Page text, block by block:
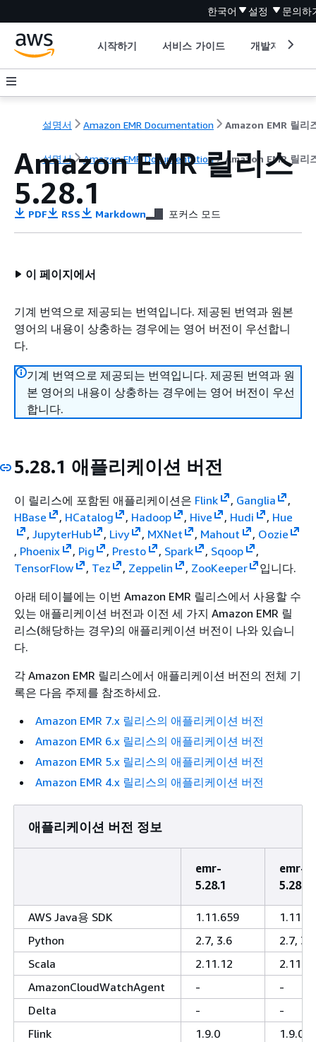
한국어 설정 문의하
시작하기 서비스 가이드 개발자 도구
설명서 Amazon EMR Documentation
설명서 Amazon EMR Documentation Amazon EMR 릴리
Amazon EMR 릴리스
5.28.1
PDF RSS Markdown 포커스 모드
이 페이지에서
기계 번역으로 제공되는 번역입니다. 제공된 번역과 원본
영어의 내용이 상충하는 경우에는 영어 버전이 우선합니
다.
기계 번역으로 제공되는 번역입니다. 제공된 번역과 원
본 영어의 내용이 상충하는 경우에는 영어 버전이 우선
합니다.
5.28.1 애플리케이션 버전
이 릴리스에 포함된 애플리케이션은 Flink , Ganglia
,
HBase
, HCatalog , Hadoop , Hive , Hudi , Hue
, JupyterHub , Livy , MXNet , Mahout , Oozie
, Phoenix , Pig , Presto , Spark , Sqoop
,
TensorFlow
, Tez , Zeppelin , ZooKeeper
입니다.
아래 테이블에는 이번 Amazon EMR 릴리스에서 사용할 수
있는 애플리케이션 버전과 이전 세 가지 Amazon EMR 릴
리스(해당하는 경우)의 애플리케이션 버전이 나와 있습니
다.
각 Amazon EMR 릴리스에서 애플리케이션 버전의 전체 기
록은 다음 주제를 참조하세요.
Amazon EMR 7.x 릴리스의 애플리케이션 버전
Amazon EMR 6.x 릴리스의 애플리케이션 버전
Amazon EMR 5.x 릴리스의 애플리케이션 버전
Amazon EMR 4.x 릴리스의 애플리케이션 버전
애플리케이션 버전 정보
emr-
5.28.1
emr-
5.28.0
AWS Java용 SDK 1.11.659
Python
2.7, 3.6
2.7, 3.6
Scala
2.11.12
2.11.12
AmazonCloudWatchAgent
-
-
Delta
-
-
Flink
1.9.0
1.9.0